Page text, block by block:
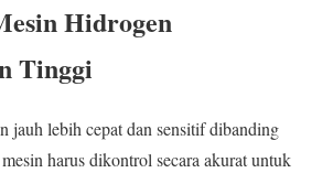
Hidrogen
Tinggi
jauh lebih cepat dan sensitif dibanding
harus dikontrol secara akurat untuk